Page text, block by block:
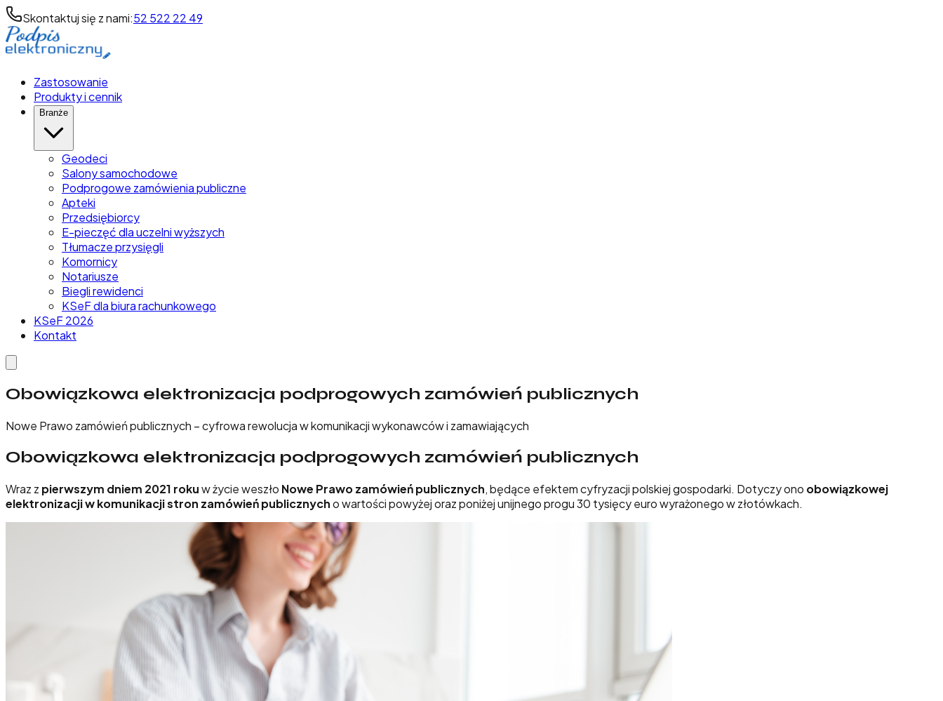
Skontaktuj się z nami:52 522 22 49
Zastosowanie
Produkty i cennik
Branże
Geodeci
Salony samochodowe
Podprogowe zamówienia publiczne
Apteki
Przedsiębiorcy
E-pieczęć dla uczelni wyższych
Tłumacze przysięgli
Komornicy
Notariusze
Biegli rewidenci
KSeF dla biura rachunkowego
KSeF 2026
Kontakt
Obowiązkowa elektronizacja podprogowych zamówień publicznych
Nowe Prawo zamówień publicznych – cyfrowa rewolucja w komunikacji wykonawców i zamawiających
Obowiązkowa elektronizacja podprogowych zamówień publicznych
Wraz z pierwszym dniem 2021 rokuw życie weszło Nowe Prawo zamówień publicznych, będące efektem cyfryzacji polskiej gospodarki. Dotyczy ono obowiązkowej
elektronizacji w komunikacji stron zamówień publicznycho wartości powyżej oraz poniżej unijnego progu 30 tysięcy euro wyrażonego w złotówkach.